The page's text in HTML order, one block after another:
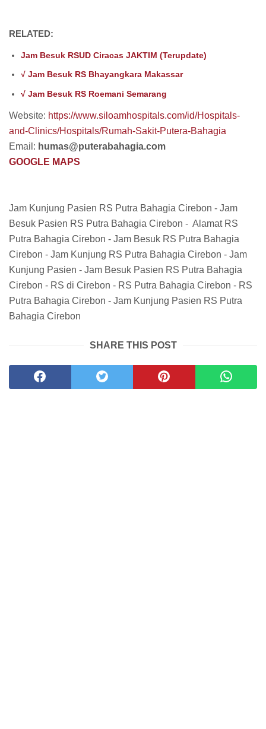
RELATED:
Jam Besuk RSUD Ciracas JAKTIM (Terupdate)
√ Jam Besuk RS Bhayangkara Makassar
√ Jam Besuk RS Roemani Semarang
Website: https://www.siloamhospitals.com/id/Hospitals-
and-Clinics/Hospitals/Rumah-Sakit-Putera-Bahagia
Email: humas@puterabahagia.com
GOOGLE MAPS
Jam Kunjung Pasien RS Putra Bahagia Cirebon - Jam
Besuk Pasien RS Putra Bahagia Cirebon - Alamat RS
Putra Bahagia Cirebon - Jam Besuk RS Putra Bahagia
Cirebon - Jam Kunjung RS Putra Bahagia Cirebon - Jam
Kunjung Pasien - Jam Besuk Pasien RS Putra Bahagia
Cirebon - RS di Cirebon - RS Putra Bahagia Cirebon - RS
Putra Bahagia Cirebon - Jam Kunjung Pasien RS Putra
Bahagia Cirebon
SHARE THIS POST